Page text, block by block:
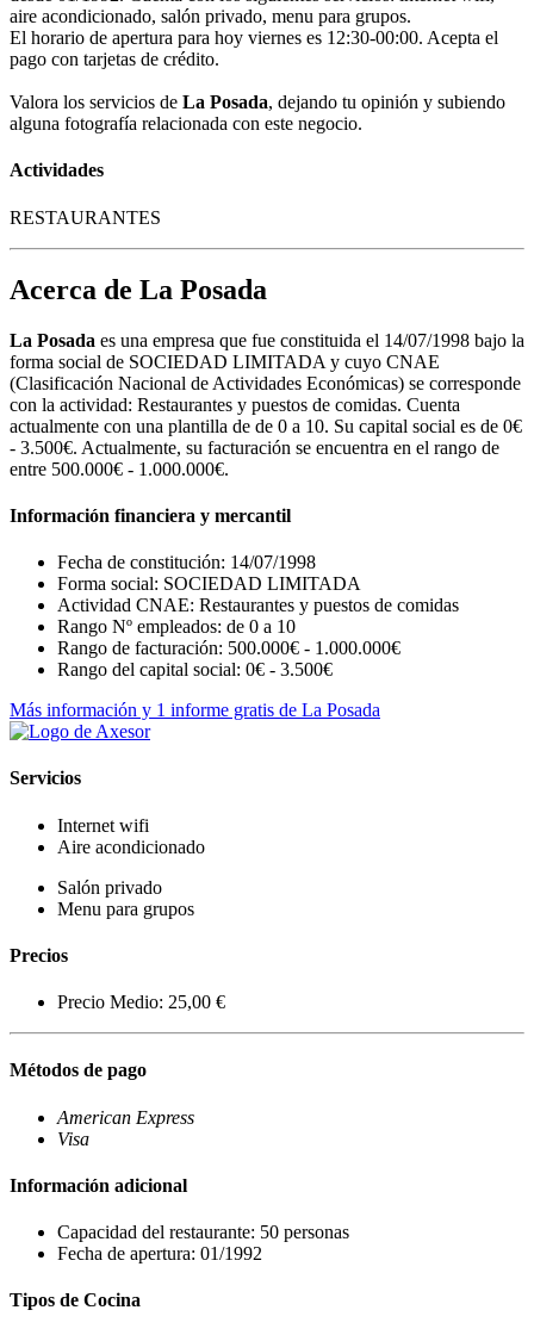
aire acondicionado, salón privado, menu para grupos.
El horario de apertura para hoy viernes es 12:30-00:00. Acepta el
pago con tarjetas de crédito.
Valora los servicios de La Posada, dejando tu opinión y subiendo
alguna fotografía relacionada con este negocio.
Actividades
RESTAURANTES
Acerca de La Posada
La Posada es una empresa que fue constituida el 14/07/1998 bajo la
forma social de SOCIEDAD LIMITADA y cuyo CNAE
(Clasificación Nacional de Actividades Económicas) se corresponde
con la actividad: Restaurantes y puestos de comidas. Cuenta
actualmente con una plantilla de de 0 a 10. Su capital social es de 0€
- 3.500€. Actualmente, su facturación se encuentra en el rango de
entre 500.000€ - 1.000.000€.
Información financiera y mercantil
Fecha de constitución: 14/07/1998
Forma social: SOCIEDAD LIMITADA
Actividad CNAE: Restaurantes y puestos de comidas
Rango Nº empleados: de 0 a 10
Rango de facturación: 500.000€ - 1.000.000€
Rango del capital social: 0€ - 3.500€
Más información y 1 informe gratis de La Posada
Servicios
Internet wifi
Aire acondicionado
Salón privado
Menu para grupos
Precios
Precio Medio: 25,00 €
Métodos de pago
American Express
Visa
Información adicional
Capacidad del restaurante: 50 personas
Fecha de apertura: 01/1992
Tipos de Cocina